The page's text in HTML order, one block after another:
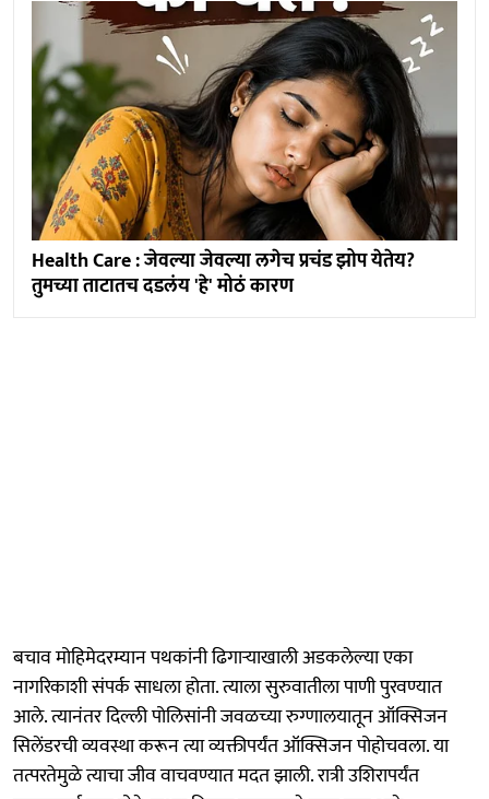
Health Care : जेवल्या जेवल्या लगेच प्रचंड झोप येतेय?
तुमच्या ताटातच दडलंय 'हे' मोठं कारण
बचाव मोहिमेदरम्यान पथकांनी ढिगाऱ्याखाली अडकलेल्या एका
नागरिकाशी संपर्क साधला होता. त्याला सुरुवातीला पाणी पुरवण्यात
आले. त्यानंतर दिल्ली पोलिसांनी जवळच्या रुग्णालयातून ऑक्सिजन
सिलेंडरची व्यवस्था करून त्या व्यक्तीपर्यंत ऑक्सिजन पोहोचवला. या
तत्परतेमुळे त्याचा जीव वाचवण्यात मदत झाली. रात्री उशिरापर्यंत